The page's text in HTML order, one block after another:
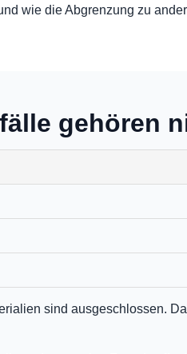
wie die Abgrenzung zu
gehören
sind ausgeschlossen.